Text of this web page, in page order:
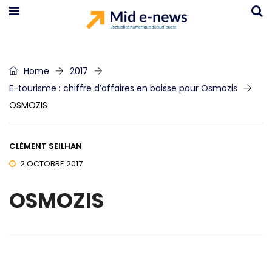
Home
2017
E-tourisme : chiffre d’affaires en baisse pour Osmozis
OSMOZIS
CLÉMENT SEILHAN
2 OCTOBRE 2017
OSMOZIS